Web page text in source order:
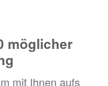
möglicher
mit Ihnen aufs